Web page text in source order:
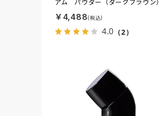
アム パウダー（ダークブラウン）
￥4,488
4.0 （2）